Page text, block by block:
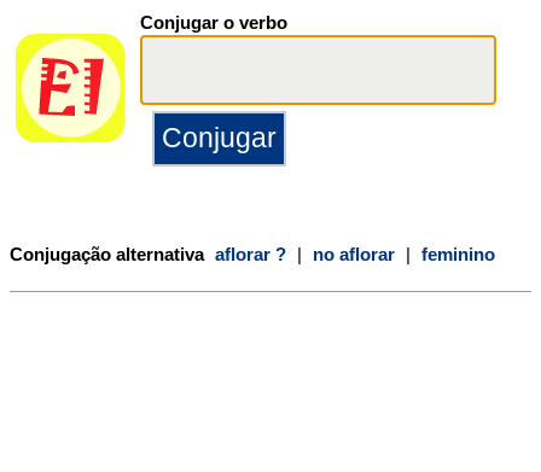
Conjugar o verbo
Conjugação alternativa aflorar ? | no aflorar | feminino